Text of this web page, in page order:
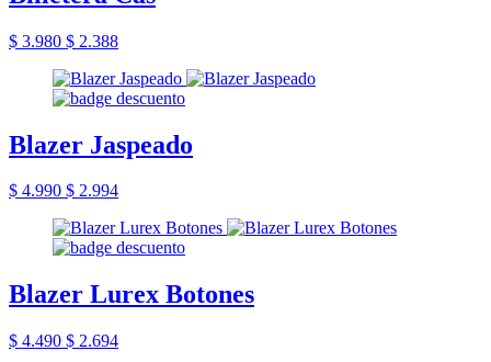
$ 3.980 $ 2.388
Blazer Jaspeado
$ 4.990 $ 2.994
Blazer Lurex Botones
$ 4.490 $ 2.694